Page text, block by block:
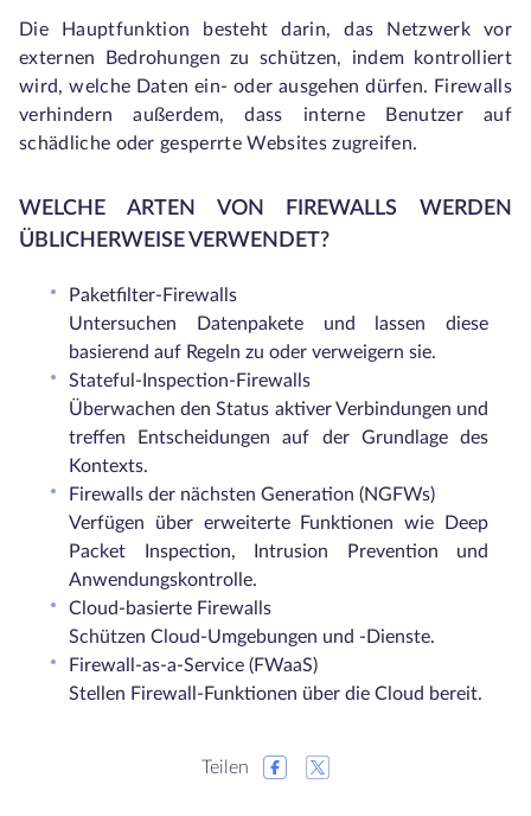
Die Hauptfunktion besteht darin, das Netzwerk vor
externen Bedrohungen zu schützen, indem kontrolliert
wird, welche Daten ein- oder ausgehen dürfen. Firewalls
verhindern außerdem, dass interne Benutzer auf
schädliche oder gesperrte Websites zugreifen.
WELCHE ARTEN VON FIREWALLS WERDEN
ÜBLICHERWEISE VERWENDET?
Paketfilter-Firewalls
Untersuchen Datenpakete und lassen diese
basierend auf Regeln zu oder verweigern sie.
Stateful-Inspection-Firewalls
Überwachen den Status aktiver Verbindungen und
treffen Entscheidungen auf der Grundlage des
Kontexts.
Firewalls der nächsten Generation (NGFWs)
Verfügen über erweiterte Funktionen wie Deep
Packet Inspection, Intrusion Prevention und
Anwendungskontrolle.
Cloud-basierte Firewalls
Schützen Cloud-Umgebungen und -Dienste.
Firewall-as-a-Service (FWaaS)
Stellen Firewall-Funktionen über die Cloud bereit.
Teilen